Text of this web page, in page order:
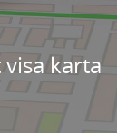
karta